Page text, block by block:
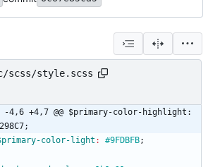
scss/style.scss
-4,6 +4,7 @@ $primary-color-highlight:
color-light : #9FDBFB;